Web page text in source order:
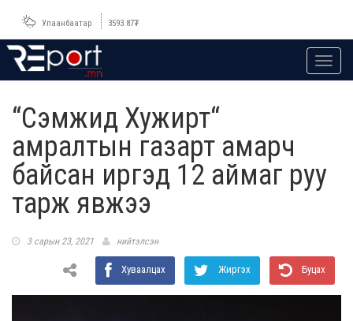
Улаанбаатар 3593.87₮
“Сэмжид Хужирт“
амралтын газарт амарч
байсан иргэд 12 аймаг руу
тарж явжээ
3 сарын 23, 2021 нийтэлсэн
Хуваалцах Жиргэх Буцах